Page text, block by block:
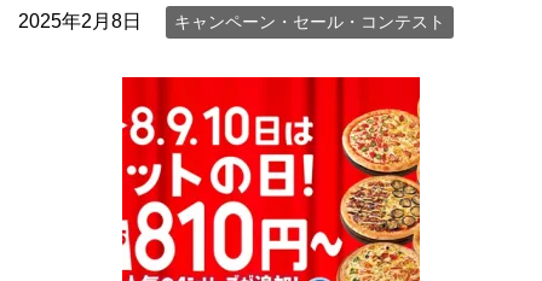
2025年2月8日 キャンペーン・セール・コンテスト